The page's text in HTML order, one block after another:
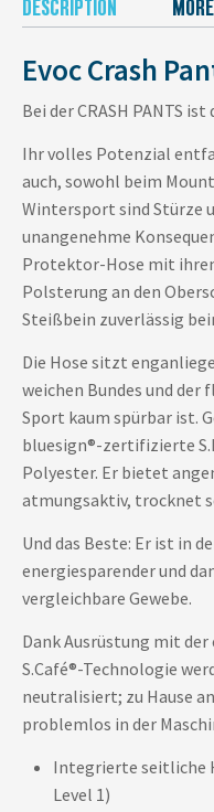
DESCRIPTION
Evoc Crash
Bei der CRASH PANTS
Ihr volles Potenzial
auch, sowohl beim
Wintersport sind Stürze
unangenehme
Protektor-Hose mit
Polsterung an den
Steißbein zuverlässig
Die Hose sitzt
weichen Bundes und der
Sport kaum spürbar ist.
bluesign®-zertifizierte
Polyester. Er bietet
atmungsaktiv, trocknet
Und das Beste: Er ist in
energiesparender und
vergleichbare Gewebe.
Dank Ausrüstung mit
S.Café®-Technologie
neutralisiert; zu Hause
problemlos in der
Integrierte seitliche
Level 1)